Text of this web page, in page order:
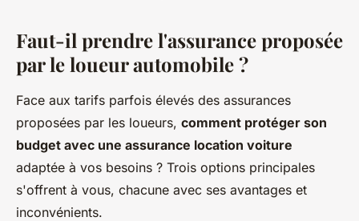
Faut-il prendre l'assurance proposée
par le loueur automobile ?
Face aux tarifs parfois élevés des assurances
proposées par les loueurs, comment protéger son
budget avec une assurance location voiture
adaptée à vos besoins ? Trois options principales
s'offrent à vous, chacune avec ses avantages et
inconvénients.